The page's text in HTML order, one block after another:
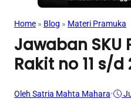
Home » Blog » Materi Pramuka
Jawaban SKU
Rakit no 11 s/d
Oleh Satria Mahta Mahara•